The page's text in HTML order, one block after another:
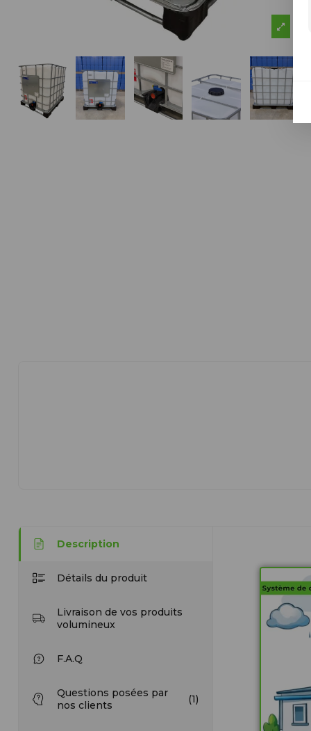
Description
Détails du produit
Livraison de vos produits
volumineux
F.A.Q
Questions posées par
nos clients
(1)